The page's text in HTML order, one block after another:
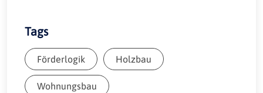
Tags
Förderlogik Holzbau
Wohnungsbau